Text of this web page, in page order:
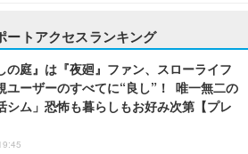
ートアクセスランキング
の庭』は『夜廻』ファン、スローライフ
ユーザーのすべてに“良し”！ 唯一無二の
シム」恐怖も暮らしもお好み次第【プレ